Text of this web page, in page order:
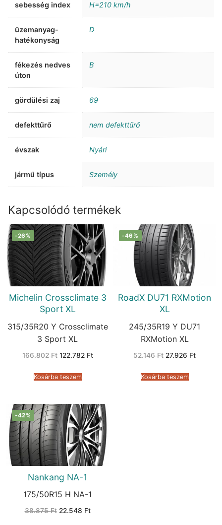
sebesség index H=210 km/h
üzemanyag-
hatékonyság
D
fékezés nedves
úton
B
gördülési zaj 69
defekttűrő nem defekttűrő
évszak Nyári
jármű típus Személy
Kapcsolódó termékek
-26%
Michelin Crossclimate 3
Sport XL
315/35R20 Y Crossclimate
3 Sport XL
166.802Ft Original
166.802 Ft.
122.782 FtCurrent
Kosárba teszem
-46%
RoadX DU71 RXMotion
XL
245/35R19 Y DU71
RXMotion XL
52.146Ft Original
52.146 Ft.
27.926 FtCurrent
Kosárba teszem
-42%
Nankang NA-1
175/50R15 H NA-1
38.875Ft Original
22.548 FtCurrent